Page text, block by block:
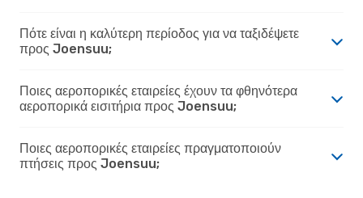
Πότε είναι η καλύτερη περίοδος για να ταξιδέψετε
προς Joensuu;
Ποιες αεροπορικές εταιρείες έχουν τα φθηνότερα
αεροπορικά εισιτήρια προς Joensuu;
Ποιες αεροπορικές εταιρείες πραγματοποιούν
πτήσεις προς Joensuu;